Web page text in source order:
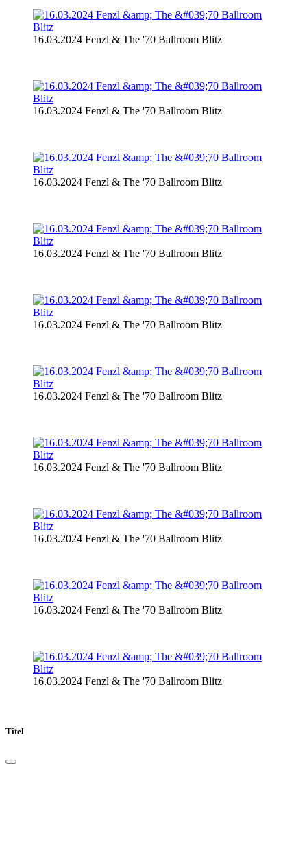
16.03.2024 Fenzl & The '70 Ballroom Blitz
16.03.2024 Fenzl & The '70 Ballroom Blitz
16.03.2024 Fenzl & The '70 Ballroom Blitz
16.03.2024 Fenzl & The '70 Ballroom Blitz
16.03.2024 Fenzl & The '70 Ballroom Blitz
16.03.2024 Fenzl & The '70 Ballroom Blitz
16.03.2024 Fenzl & The '70 Ballroom Blitz
16.03.2024 Fenzl & The '70 Ballroom Blitz
16.03.2024 Fenzl & The '70 Ballroom Blitz
16.03.2024 Fenzl & The '70 Ballroom Blitz
Titel